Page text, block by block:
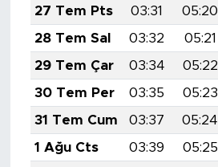
27 Tem Pts
03:31 05:20
28 Tem Sal
03:32 05:21
29 Tem Çar
03:34 05:22
30 Tem Per
03:35 05:23
31 Tem Cum
03:37 05:24
1 Ağu Cts
03:39 05:25